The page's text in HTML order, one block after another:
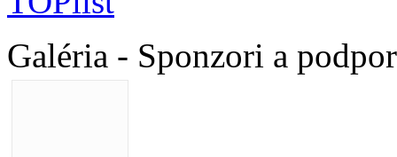
Galéria - Sponzori a